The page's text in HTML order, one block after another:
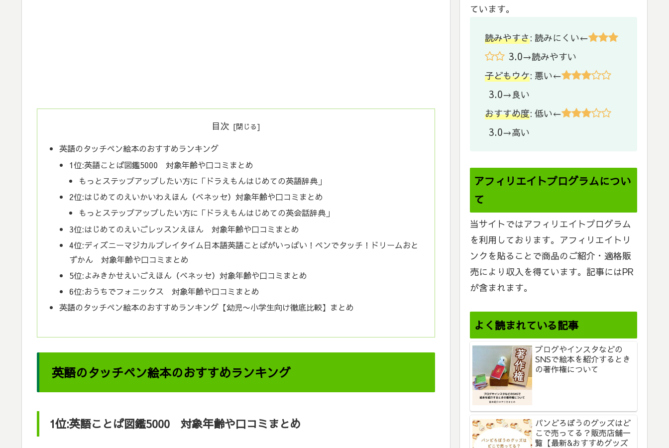
目次
英語のタッチペン絵本のおすすめランキング
1位:英語ことば図鑑5000 対象年齢や口コミまとめ
もっとステップアップしたい方に「ドラえもんはじめての英語辞典」
2位:はじめてのえいかいわえほん（ベネッセ）対象年齢や口コミまとめ
もっとステップアップしたい方に「ドラえもんはじめての英会話辞典」
3位:はじめてのえいごレッスンえほん 対象年齢や口コミまとめ
4位:ディズニーマジカルプレイタイム日本語英語ことばがいっぱい！ペンでタッチ！ドリームおと
ずかん 対象年齢や口コミまとめ
5位:よみきかせえいごえほん（ベネッセ）対象年齢や口コミまとめ
6位:おうちでフォニックス 対象年齢や口コミまとめ
英語のタッチペン絵本のおすすめランキング【幼児〜小学生向け徹底比較】まとめ
英語のタッチペン絵本のおすすめランキング
1位:英語ことば図鑑5000 対象年齢や口コミまとめ
ています。
読みやすさ: 読みにくい←
3.0→読みやすい
子どもウケ: 悪い←
3.0→良い
おすすめ度: 低い←
3.0→高い
アフィリエイトプログラムについ
て
当サイトではアフィリエイトプログラム
を利用しております。アフィリエイトリ
ンクを貼ることで商品のご紹介・適格販
売により収入を得ています。記事にはPR
が含まれます。
よく読まれている記事
ブログやインスタなどの
SNSで絵本を紹介するとき
の著作権について
パンどろぼうのグッズはど
こで売ってる？販売店舗一
覧【最新&おすすめグッズ